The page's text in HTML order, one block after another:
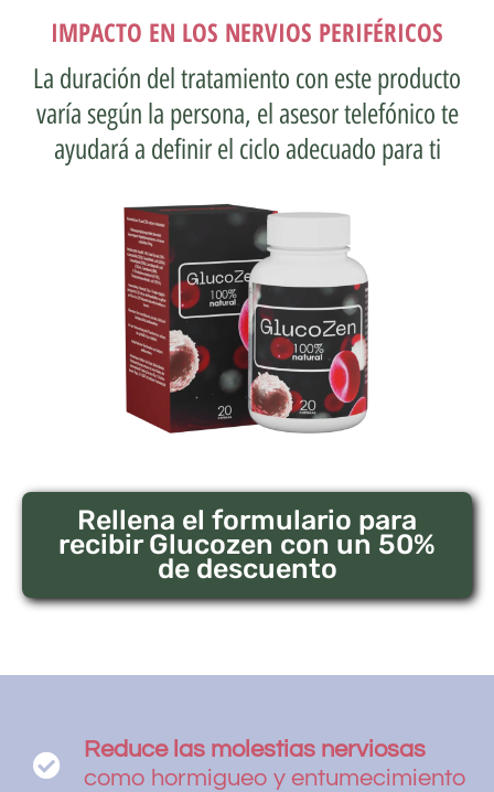
IMPACTO EN LOS NERVIOS PERIFÉRICOS
La duración del tratamiento con este producto
varía según la persona, el asesor telefónico te
ayudará a definir el ciclo adecuado para ti
Rellena el formulario para
recibir Glucozen con un 50%
de descuento
Reduce las molestias nerviosas
como hormigueo y entumecimiento